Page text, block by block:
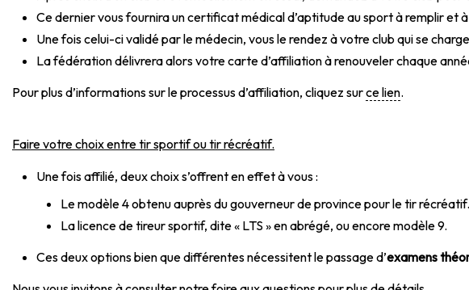
Ce dernier vous fournira un certificat médical d’aptitude au sport à remplir et
Une fois celui-ci validé par le médecin, vous le rendez à votre club qui se
La fédération délivrera alors votre carte d’affiliation à renouveler chaque
Pour plus d’informations sur le processus d’affiliation, cliquez surce lien.
Faire votre choix entre tir sportif ou tir récréatif.
Une fois affilié, deux choix s’offrent en effet à vous :
Le modèle 4 obtenu auprès du gouverneur de province pour le tir récréatif.
La licence de tireur sportif, dite « LTS » en abrégé, ou encore modèle 9.
Ces deux options bien que différentes nécessitent le passage d’examens